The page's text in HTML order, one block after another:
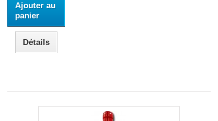
Ajouter au
panier
Détails